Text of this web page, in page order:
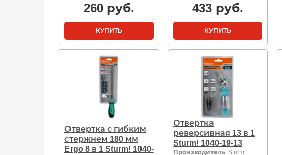
260руб.
КУПИТЬ
433 руб.
КУПИТЬ
Отвертка с гибким
стержнем 180 мм
Ergo 8 в 1 Sturm! 1040-
Отвертка
реверсивная 13 в 1
Sturm! 1040-19-13
Производитель: Sturm